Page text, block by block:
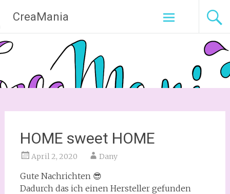
CreaMania
Zum
Inhalt
springen
HOME sweet HOME
April 2, 2020 Dany
Gute Nachrichten 😎
Dadurch das ich einen Hersteller gefunden